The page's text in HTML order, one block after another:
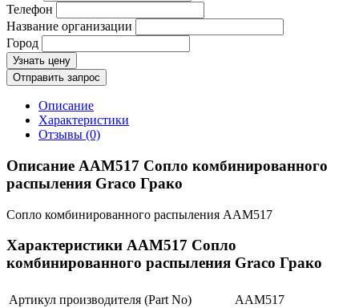
Телефон
Название организации
Город
Узнать цену
Отправить запрос
Описание
Характеристики
Отзывы (0)
Описание AAM517 Сопло комбинированного
распыления Graco Грако
Сопло комбинированного распыления AAM517
Характеристики AAM517 Сопло
комбинированного распыления Graco Грако
Артикул производителя (Part No)
AAM517